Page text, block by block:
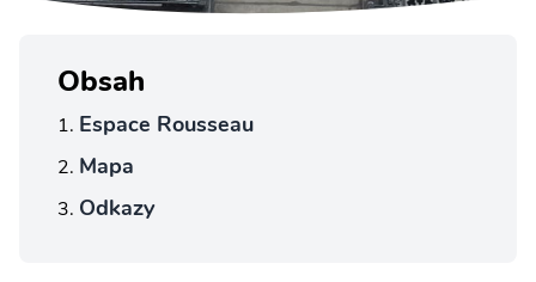
Obsah
Espace Rousseau
Mapa
Odkazy